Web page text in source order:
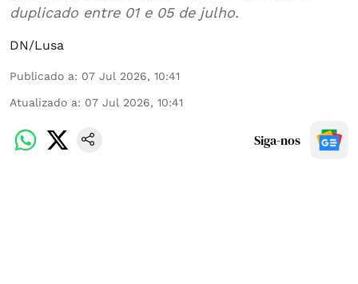
duplicado entre 01 e 05 de julho.
DN/Lusa
Publicado a: 07 Jul 2026, 10:41
Atualizado a: 07 Jul 2026, 10:41
Siga-nos